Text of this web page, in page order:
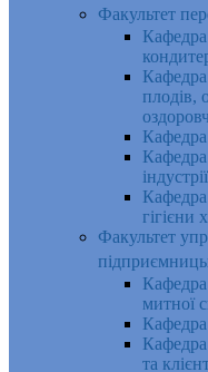
Факультет
Кафедра
Кафедра
плодів,
Кафедра
Кафедра
індустрії
Кафедра
гігієни
Факультет
Кафедра
митної
та